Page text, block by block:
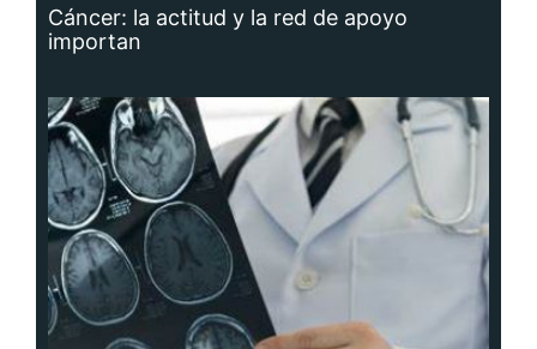
Cáncer: la actitud y la red de apoyo
importan